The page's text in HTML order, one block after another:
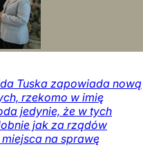
Tuska zapowiada nową
rzekomo w imię
jedynie, że w tych
jak za rządów
na sprawę